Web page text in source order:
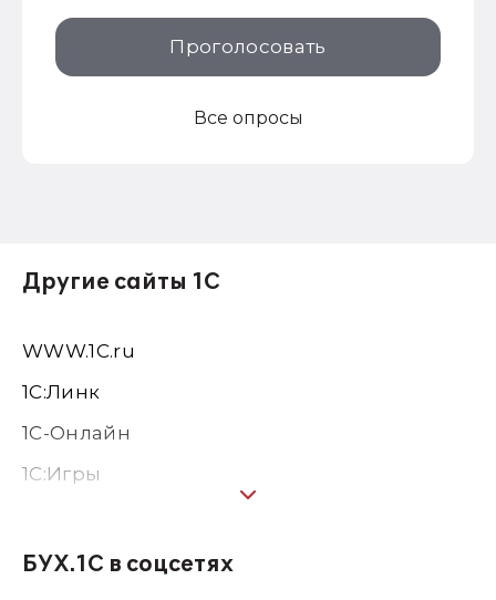
Проголосовать
Все опросы
Другие сайты 1С
WWW.1С.ru
1С:Линк
1С-Онлайн
1C:Игры
1С:Консалтинг
БУХ.1С в соцсетях